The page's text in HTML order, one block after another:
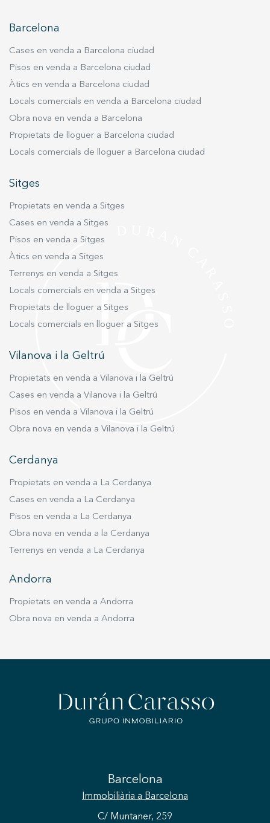
Barcelona
Cases en venda a Barcelona ciudad
Pisos en venda a Barcelona ciudad
Àtics en venda a Barcelona ciudad
Locals comercials en venda a Barcelona ciudad
Obra nova en venda a Barcelona
Propietats de lloguer a Barcelona ciudad
Locals comercials de lloguer a Barcelona ciudad
Sitges
Propietats en venda a Sitges
Cases en venda a Sitges
Pisos en venda a Sitges
Àtics en venda a Sitges
Terrenys en venda a Sitges
Locals comercials en venda a Sitges
Propietats de lloguer a Sitges
Locals comercials en lloguer a Sitges
Vilanova i la Geltrú
Propietats en venda a Vilanova i la Geltrú
Cases en venda a Vilanova i la Geltrú
Pisos en venda a Vilanova i la Geltrú
Obra nova en venda a Vilanova i la Geltrú
Cerdanya
Propietats en venda a La Cerdanya
Cases en venda a La Cerdanya
Pisos en venda a La Cerdanya
Obra nova en venda a la Cerdanya
Terrenys en venda a La Cerdanya
Andorra
Propietats en venda a Andorra
Obra nova en venda a Andorra
Barcelona
Immobiliària a Barcelona
C/ Muntaner, 259
una millor experiència a través de productes recomanats.
Marketing i publicitat
informació sobre les preferències i les eleccions personals
de l'usuari a través de l'observació continuada dels seus
hàbits de navegació. Gràcies a elles, podem conèixer els
hàbits de navegació al lloc web i mostrar publicitat
relacionada amb el perfil de navegació de l'usuari.